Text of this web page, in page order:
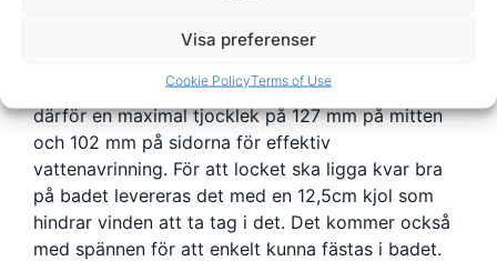
Visa preferenser
Cookie PolicyTerms of Use
vaccumsuget, varmsvetsat och tillverkat i
är oerhört viktigt för isoleringen. Detta lock har
därför en maximal tjocklek på 127 mm på mitten
och 102 mm på sidorna för effektiv
vattenavrinning. För att locket ska ligga kvar bra
på badet levereras det med en 12,5cm kjol som
hindrar vinden att ta tag i det. Det kommer också
med spännen för att enkelt kunna fästas i badet.